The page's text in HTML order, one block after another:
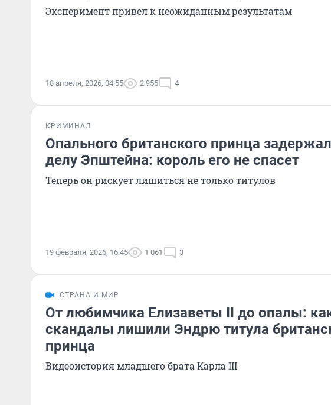
Эксперимент привел к неожиданным результатам
18 апреля, 2026, 04:55 2 955 4
КРИМИНАЛ
Опального британского принца
делу Эпштейна: король его не спасет
Теперь он рискует лишиться не только титулов
19 февраля, 2026, 16:45 1 061 3
СТРАНА И МИР
От любимчика Елизаветы II до опалы:
скандалы лишили Эндрю титула
принца
Видеоистория младшего брата Карла III